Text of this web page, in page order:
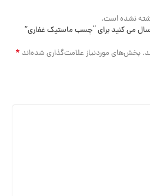
نشده است.
می کنید برای “چسب ماستیک غفاری”
بخش‌های موردنیاز علامت‌گذاری شده‌اند *